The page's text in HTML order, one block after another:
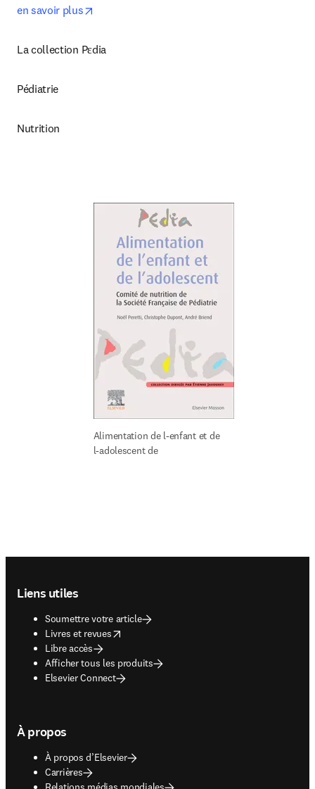
en savoir plus
La collection Pεdia
Pédiatrie
Nutrition
Alimentation de l-enfant et de
l-adolescent de
Liens utiles
Soumettre votre article
Livres et revues
opens in new tab/window
Libre accès
Afficher tous les produits
Elsevier Connect
À propos
À propos d’Elsevier
Carrières